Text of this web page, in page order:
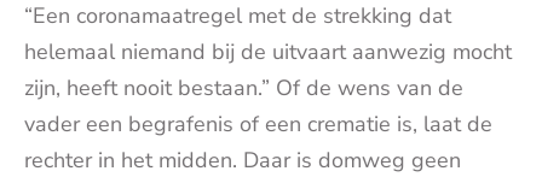
“Een coronamaatregel met de strekking dat
helemaal niemand bij de uitvaart aanwezig mocht
zijn, heeft nooit bestaan.” Of de wens van de
vader een begrafenis of een crematie is, laat de
rechter in het midden. Daar is domweg geen